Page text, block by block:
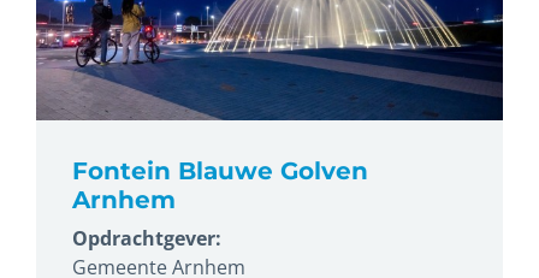
Fontein Blauwe Golven
Arnhem
Opdrachtgever:
Gemeente Arnhem